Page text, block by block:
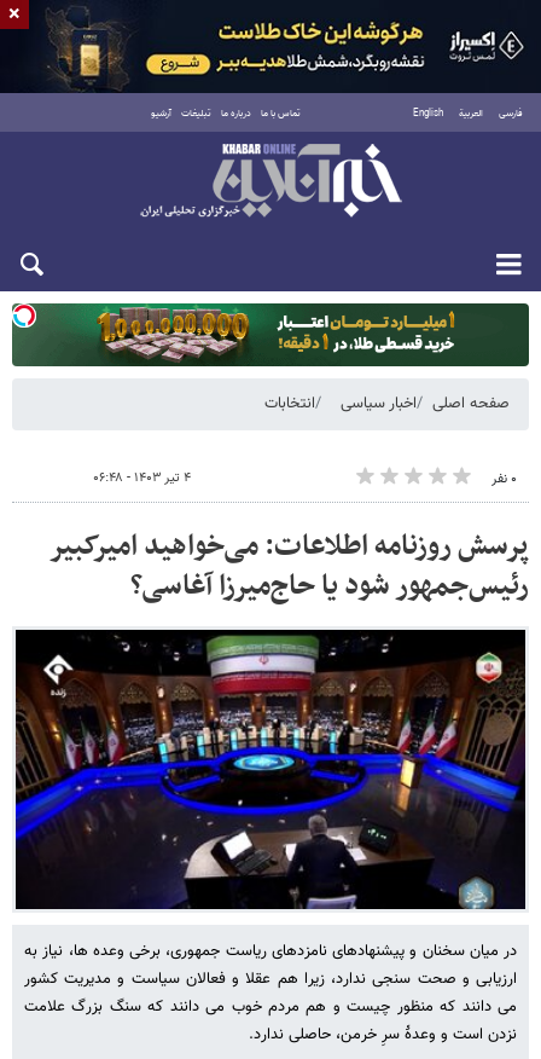
فارسی العربية English تماس با ما درباره ما تبلیغات آرشیو
یکشنبه ۱۸ مرداد ۱۴۰۵
صفحه اصلی اخبار سیاسی انتخابات
۰ نفر ۴ تیر ۱۴۰۳ - ۰۶:۴۸
پرسش روزنامه اطلاعات: می‌خواهید امیرکبیر
رئیس‌جمهور شود یا حاج‌میرزا آغاسی؟
در میان سخنان و پیشنهادهای نامزدهای ریاست جمهوری، برخی وعده ها، نیاز به
ارزیابی و صحت سنجی ندارد، زیرا هم عقلا و فعالان سیاست و مدیریت کشور
می دانند که منظور چیست و هم مردم خوب می دانند که سنگ بزرگ علامت
نزدن است و وعدۀ سرِ خرمن، حاصلی ندارد.
×